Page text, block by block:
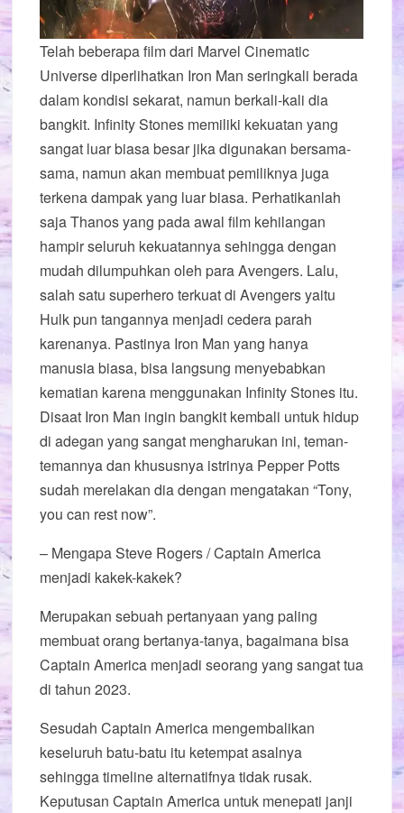
Telah beberapa film dari Marvel Cinematic
Universe diperlihatkan Iron Man seringkali berada
dalam kondisi sekarat, namun berkali-kali dia
bangkit. Infinity Stones memiliki kekuatan yang
sangat luar biasa besar jika digunakan bersama-
sama, namun akan membuat pemiliknya juga
terkena dampak yang luar biasa. Perhatikanlah
saja Thanos yang pada awal film kehilangan
hampir seluruh kekuatannya sehingga dengan
mudah dilumpuhkan oleh para Avengers. Lalu,
salah satu superhero terkuat di Avengers yaitu
Hulk pun tangannya menjadi cedera parah
karenanya. Pastinya Iron Man yang hanya
manusia biasa, bisa langsung menyebabkan
kematian karena menggunakan Infinity Stones itu.
Disaat Iron Man ingin bangkit kembali untuk hidup
di adegan yang sangat mengharukan ini, teman-
temannya dan khususnya istrinya Pepper Potts
sudah merelakan dia dengan mengatakan “Tony,
you can rest now”.
– Mengapa Steve Rogers / Captain America
menjadi kakek-kakek?
Merupakan sebuah pertanyaan yang paling
membuat orang bertanya-tanya, bagaimana bisa
Captain America menjadi seorang yang sangat tua
di tahun 2023.
Sesudah Captain America mengembalikan
keseluruh batu-batu itu ketempat asalnya
sehingga timeline alternatifnya tidak rusak.
Keputusan Captain America untuk menepati janji